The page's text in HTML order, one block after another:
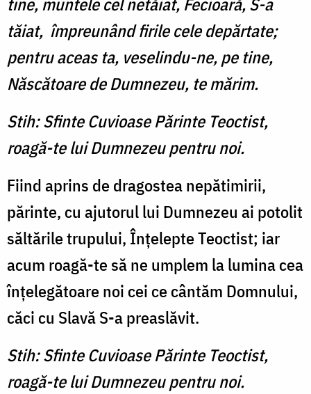
tine, muntele cel netăiat, Fecioară, S-a
tăiat, împreunând firile cele depărtate;
pentru aceas ta, veselindu-ne, pe tine,
Născătoare de Dumnezeu, te mărim.
Stih: Sfinte Cuvioase Părinte Teoctist,
roagă-te lui Dumnezeu pentru noi.
Fiind aprins de dragostea nepătimirii,
părinte, cu ajutorul lui Dumnezeu ai potolit
săltările trupului, Înţelepte Teoctist; iar
acum roagă-te să ne umplem la lumina cea
înţelegătoare noi cei ce cântăm Domnului,
căci cu Slavă S-a preaslăvit.
Stih: Sfinte Cuvioase Părinte Teoctist,
roagă-te lui Dumnezeu pentru noi.